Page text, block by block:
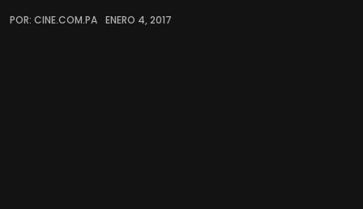
POR: CINE.COM.PA ENERO 4, 2017